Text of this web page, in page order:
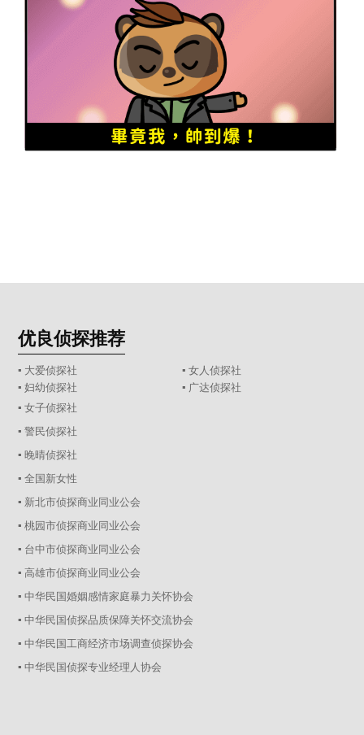
优良侦探推荐
▪ 大爱侦探社
▪ 女人侦探社
▪ 妇幼侦探社
▪ 广达侦探社
▪ 女子侦探社
▪ 警民侦探社
▪ 晚晴侦探社
▪ 全国新女性
▪ 新北市侦探商业同业公会
▪ 桃园市侦探商业同业公会
▪ 台中市侦探商业同业公会
▪ 高雄市侦探商业同业公会
▪ 中华民国婚姻感情家庭暴力关怀协会
▪ 中华民国侦探品质保障关怀交流协会
▪ 中华民国工商经济市场调查侦探协会
▪ 中华民国侦探专业经理人协会